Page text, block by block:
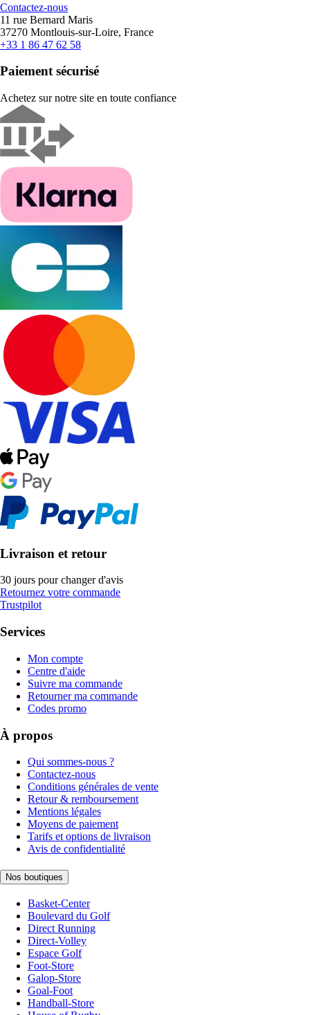
Contactez-nous
11 rue Bernard Maris
37270 Montlouis-sur-Loire, France
+33 1 86 47 62 58
Paiement sécurisé
Achetez sur notre site en toute confiance
Livraison et retour
30 jours pour changer d'avis
Retournez votre commande
Trustpilot
Services
Mon compte
Centre d'aide
Suivre ma commande
Retourner ma commande
Codes promo
À propos
Qui sommes-nous ?
Contactez-nous
Conditions générales de vente
Retour & remboursement
Mentions légales
Moyens de paiement
Tarifs et options de livraison
Avis de confidentialité
Nos boutiques
Basket-Center
Boulevard du Golf
Direct Running
Direct-Volley
Espace Golf
Foot-Store
Galop-Store
Goal-Foot
Handball-Store